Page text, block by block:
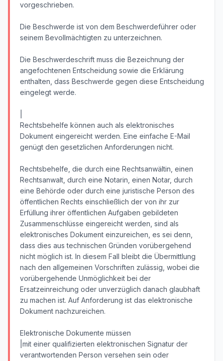
vorgeschrieben.
Die Beschwerde ist von dem Beschwerdeführer oder
seinem Bevollmächtigten zu unterzeichnen.
Die Beschwerdeschrift muss die Bezeichnung der
angefochtenen Entscheidung sowie die Erklärung
enthalten, dass Beschwerde gegen diese Entscheidung
eingelegt werde.
Rechtsbehelfe können auch als elektronisches
Dokument eingereicht werden. Eine einfache E-Mail
genügt den gesetzlichen Anforderungen nicht.
Rechtsbehelfe, die durch eine Rechtsanwältin, einen
Rechtsanwalt, durch eine Notarin, einen Notar, durch
eine Behörde oder durch eine juristische Person des
öffentlichen Rechts einschließlich der von ihr zur
Erfüllung ihrer öffentlichen Aufgaben gebildeten
Zusammenschlüsse eingereicht werden, sind als
elektronisches Dokument einzureichen, es sei denn,
dass dies aus technischen Gründen vorübergehend
nicht möglich ist. In diesem Fall bleibt die Übermittlung
nach den allgemeinen Vorschriften zulässig, wobei die
vorübergehende Unmöglichkeit bei der
Ersatzeinreichung oder unverzüglich danach glaubhaft
zu machen ist. Auf Anforderung ist das elektronische
Dokument nachzureichen.
Elektronische Dokumente müssen
|mit einer qualifizierten elektronischen Signatur der
verantwortenden Person versehen sein oder